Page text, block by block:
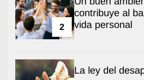
2
contribuye al
vida personal
La ley del